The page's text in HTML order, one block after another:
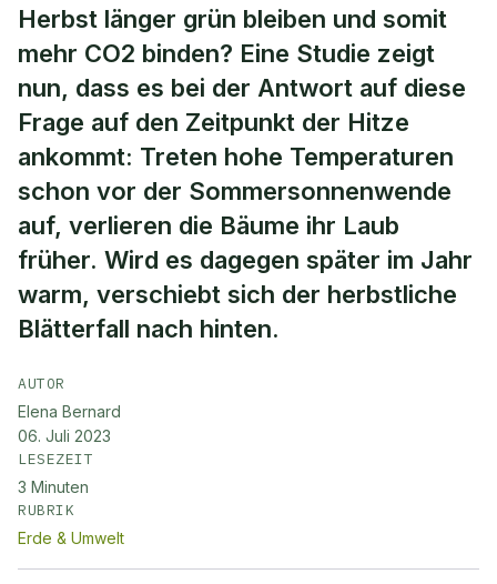
Herbst länger grün bleiben und somit
mehr CO2 binden? Eine Studie zeigt
nun, dass es bei der Antwort auf diese
Frage auf den Zeitpunkt der Hitze
ankommt: Treten hohe Temperaturen
schon vor der Sommersonnenwende
auf, verlieren die Bäume ihr Laub
früher. Wird es dagegen später im Jahr
warm, verschiebt sich der herbstliche
Blätterfall nach hinten.
AUTOR
Elena Bernard
06. Juli 2023
LESEZEIT
3 Minuten
RUBRIK
Erde & Umwelt